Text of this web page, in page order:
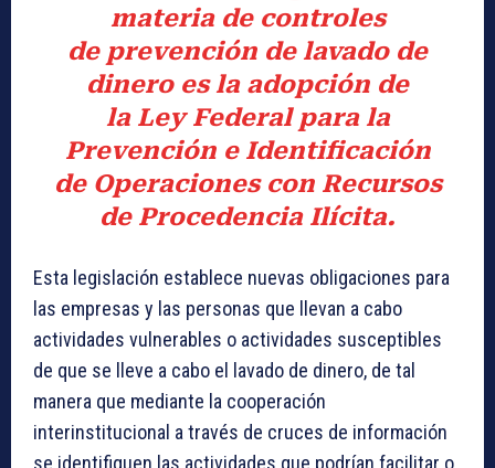
materia de controles
de prevención de lavado de
dineroes la adopción de
la Ley Federal para la
Prevención e Identificación
de Operaciones con Recursos
de Procedencia Ilícita.
Esta legislación establece nuevas obligaciones para
las empresas y las personas que llevan a cabo
actividades vulnerables o actividades susceptibles
de que se lleve a cabo el lavado de dinero, de tal
manera que mediante la cooperación
interinstitucional a través de cruces de información
se identifiquen las actividades que podrían facilitar o